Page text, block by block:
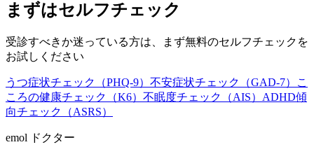
まずはセルフチェック
受診すべきか迷っている方は、まず無料のセルフチェックを
お試しください
うつ症状チェック（PHQ-9） 不安症状チェック（GAD-7）
こ
ころの健康チェック（K6） 不眠度チェック（AIS） ADHD傾
向チェック（ASRS）
emol ドクター